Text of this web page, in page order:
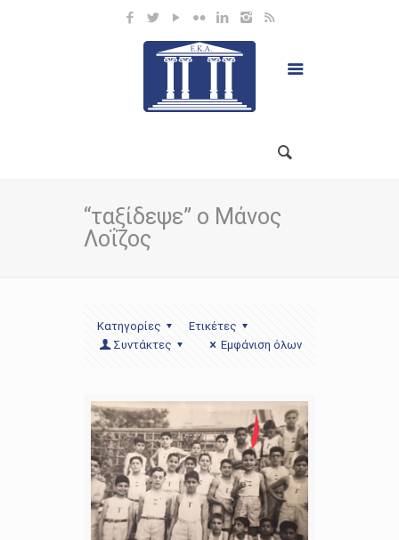
“ταξίδεψε” ο Μάνος
Λοΐζος
Κατηγορίες
Ετικέτες
Συντάκτες
Εμφάνιση όλων